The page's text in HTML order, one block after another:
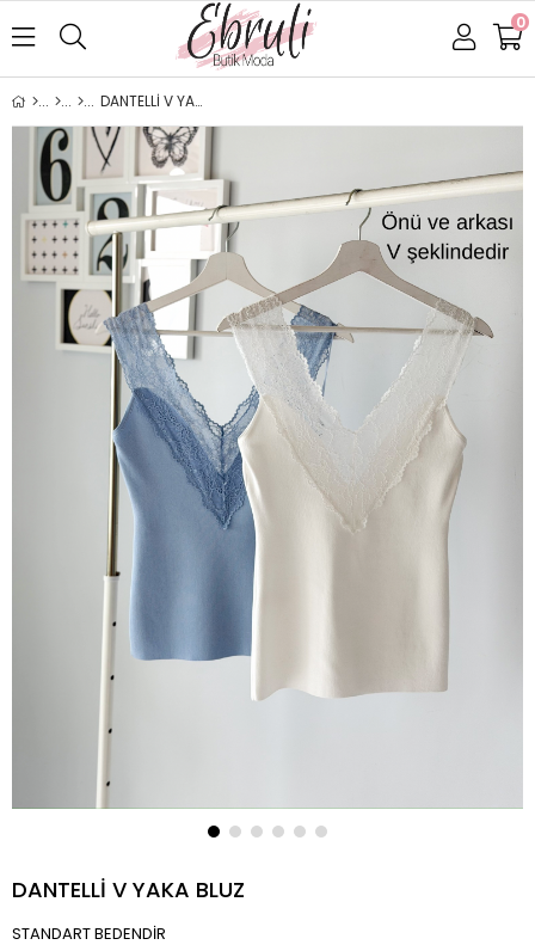
0
DANTELLİ V YAKA BLUZ
DANTELLİ V YAKA BLUZ
STANDART BEDENDİR